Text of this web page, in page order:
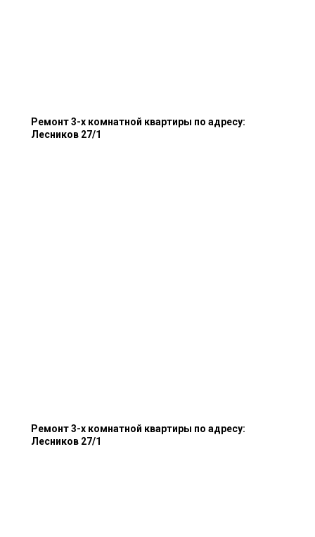
Ремонт 3-х комнатной квартиры по адресу:
Лесников 27/1
Ремонт 3-х комнатной квартиры по адресу:
Лесников 27/1